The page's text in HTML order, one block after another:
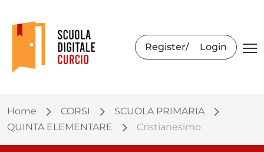
Register Login
Home CORSI
SCUOLA PRIMARIA
QUINTA ELEMENTARE
Cristianesimo